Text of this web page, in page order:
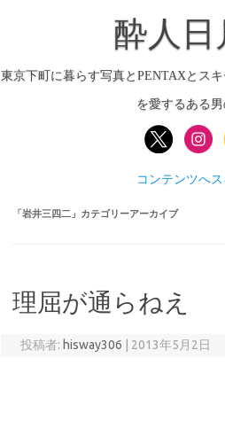
酔人日
東京下町に暮らす写真とPENTAXとス
を愛するある男
コンテンツへ
「岩井三四二 」カテゴリーアーカイブ
理屈が通らねえ
投稿者: hisway306 2013年5月2日